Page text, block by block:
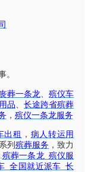
。
葬一条龙、殡仪车
品、 长途跨省殡葬
， 殡仪一条龙服务
出租 ， 病人转运用
列 殡葬服务 ，致力
.殡葬一条龙_ 殡仪服
全国就近派车 长